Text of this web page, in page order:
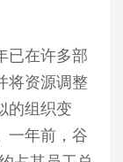
已在许多部
将资源调整
的组织变
一年前，谷